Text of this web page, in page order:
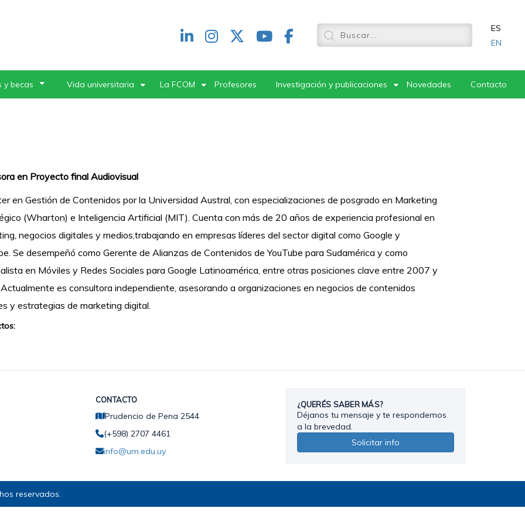
Redes
header
ES
EN
y becas Vida universitaria La FCOM Profesores Investigación y publicaciones Novedades Contacto
en Proyecto final Audiovisual
en Gestión de Contenidos por la Universidad Austral, con especializaciones de posgrado en Marketing
(Wharton) e Inteligencia Artificial (MIT). Cuenta con más de 20 años de experiencia profesional en
negocios digitales y medios,trabajando en empresas líderes del sector digital como Google y
Se desempeñó como Gerente de Alianzas de Contenidos de YouTube para Sudamérica y como
en Móviles y Redes Sociales para Google Latinoamérica, entre otras posiciones clave entre 2007 y
es consultora independiente, asesorando a organizaciones en negocios de contenidos
y estrategias de marketing digital.
CONTACTO
Prudencio de Pena 2544
(+598) 2707 4461
info@um.edu.uy
¿QUERÉS SABER MÁS?
Déjanos tu mensaje y te respondemos
a la brevedad.
Solicitar info
reservados.